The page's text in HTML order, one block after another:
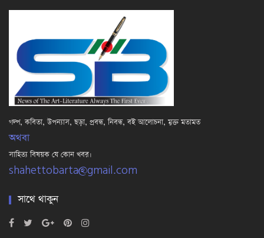
গল্প, কবিতা, উপন্যাস, ছড়া, প্রবন্ধ, নিবন্ধ, বই আলোচনা, মুক্ত মতামত
অথবা
সাহিত্য বিষয়ক যে কোন খবর।
shahettobarta@gmail.com
সাথে থাকুন